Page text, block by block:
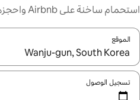
استحمام ساخنة على Airbnb واحجزها
الموقع
عند توفر النتائج، انتقل باستخدام
تسجيل الوصول